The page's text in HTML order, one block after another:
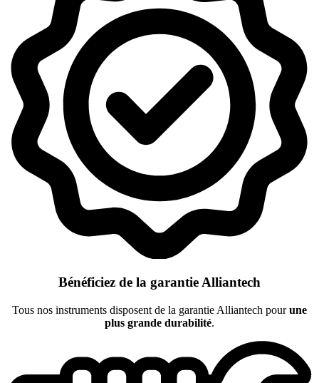
Bénéficiez de la garantie Alliantech
Tous nos instruments disposent de la garantie Alliantech pourune
plus grande durabilité.